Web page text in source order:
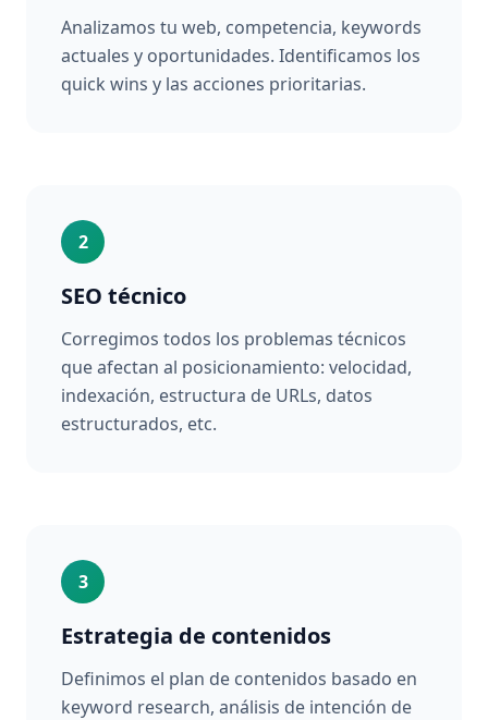
Analizamos tu web, competencia, keywords
actuales y oportunidades. Identificamos los
quick wins y las acciones prioritarias.
2
SEO técnico
Corregimos todos los problemas técnicos
que afectan al posicionamiento: velocidad,
indexación, estructura de URLs, datos
estructurados, etc.
3
Estrategia de contenidos
Definimos el plan de contenidos basado en
keyword research, análisis de intención de